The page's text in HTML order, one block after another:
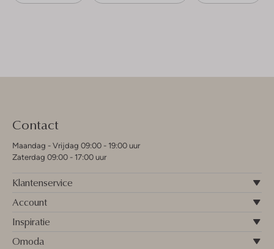
Contact
Maandag - Vrijdag 09:00 - 19:00 uur
Zaterdag 09:00 - 17:00 uur
Klantenservice
Account
Inspiratie
Omoda